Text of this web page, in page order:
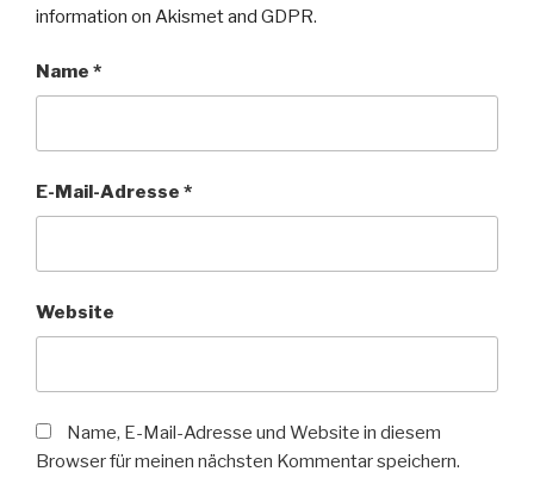
information on Akismet and GDPR.
Name *
E-Mail-Adresse *
Website
Name, E-Mail-Adresse und Website in diesem
Browser für meinen nächsten Kommentar speichern.